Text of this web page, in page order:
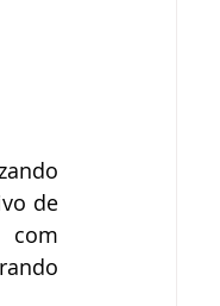
de
com